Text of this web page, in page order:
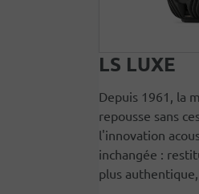
LS LUXE
Depuis 1961, la
repousse sans
l'innovation
inchangée :
plus